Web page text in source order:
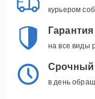
курьером
на все виды
Срочный
в день